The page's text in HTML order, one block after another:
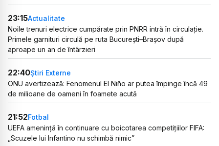
23:15Actualitate
Noile trenuri electrice cumpărate prin PNRR intră în circulație.
Primele garnituri circulă pe ruta București–Brașov după
aproape un an de întârzieri
22:40Știri Externe
ONU avertizează: Fenomenul El Niño ar putea împinge încă 49
de milioane de oameni în foamete acută
21:52Fotbal
UEFA amenință în continuare cu boicotarea competițiilor FIFA:
„Scuzele lui Infantino nu schimbă nimic”